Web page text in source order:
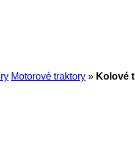
Motorové traktory » Kolové